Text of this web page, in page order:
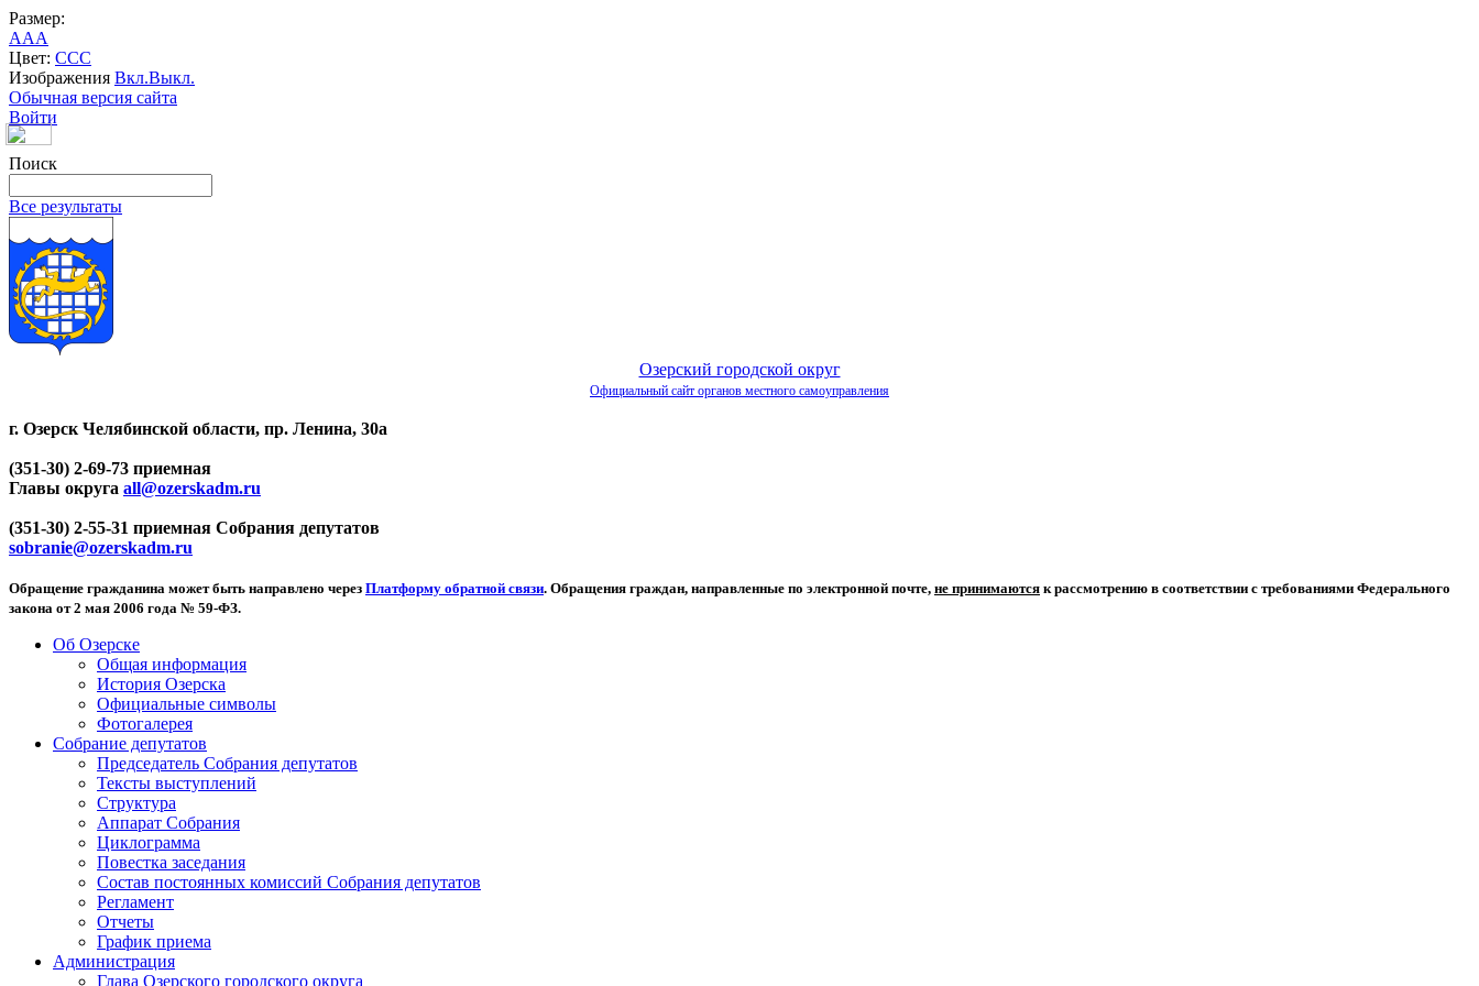
Размер:
AAA
Цвет: CCC
Изображения Вкл.Выкл.
Обычная версия сайта
Войти
Поиск
Все результаты
Озерский городской округ
Официальный сайт органов местного самоуправления
г. Озерск Челябинской области, пр. Ленина, 30а
(351-30) 2-69-73 приемная
Главы округа all@ozerskadm.ru
(351-30) 2-55-31 приемная Собрания депутатов
sobranie@ozerskadm.ru
Обращение гражданина может быть направлено через Платформу обратной связи. Обращения граждан, направленные по электронной почте, не принимаются к рассмотрению в соответствии с требованиями Федерального
закона от 2 мая 2006 года № 59-ФЗ.
Об Озерске
Общая информация
История Озерска
Официальные символы
Фотогалерея
Собрание депутатов
Председатель Собрания депутатов
Тексты выступлений
Структура
Аппарат Собрания
Циклограмма
Повестка заседания
Состав постоянных комиссий Собрания депутатов
Регламент
Отчеты
График приема
Администрация
Глава Озерского городского округа